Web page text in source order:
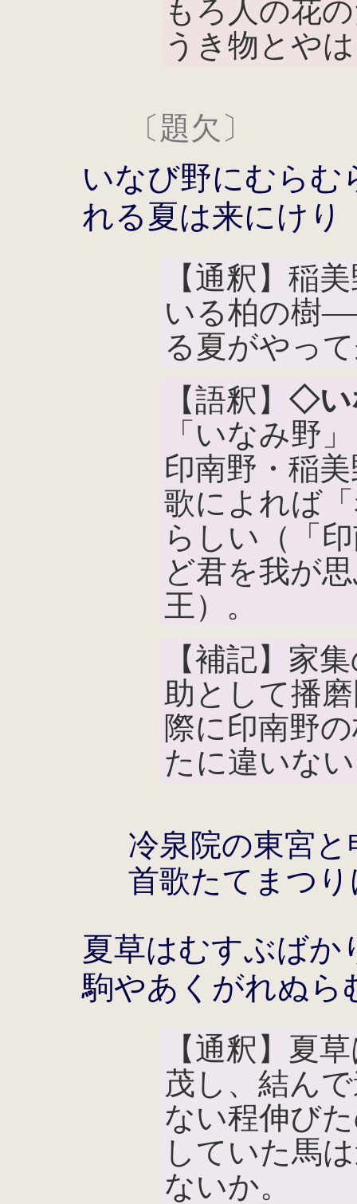
もろ人の花
うき物とや
〔題欠〕
いなび野にむらむ
れる夏は来にけり
【通釈】稲
いる柏の樹
る夏がやっ
【語釈】 ◇い
「いなみ野
印南野・稲
歌によれば
らしい（「
ど君を我が
王）。
【補記】家
助として播
際に印南野
たに違いな
冷泉院の東宮
首歌たてまつ
夏草はむすぶばか
駒やあくがれぬら
【通釈】夏
茂し、結ん
ない程伸び
していた馬
ないか。